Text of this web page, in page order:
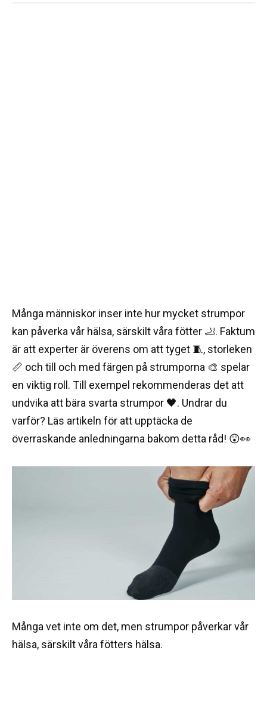
Många människor inser inte hur mycket strumpor
kan påverka vår hälsa, särskilt våra fötter 🦶. Faktum
är att experter är överens om att tyget 🧵, storleken
📏 och till och med färgen på strumporna 🎨 spelar
en viktig roll. Till exempel rekommenderas det att
undvika att bära svarta strumpor 🖤. Undrar du
varför? Läs artikeln för att upptäcka de
överraskande anledningarna bakom detta råd! 😲👀
Många vet inte om det, men strumpor påverkar vår
hälsa, särskilt våra fötters hälsa.